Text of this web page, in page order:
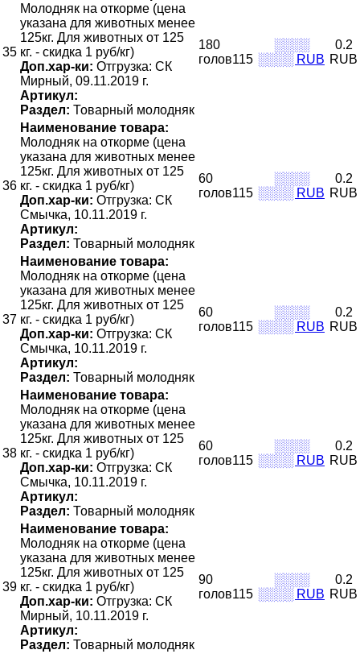
35
Молодняк на откорме (цена
указана для животных менее
125кг. Для животных от 125
кг. - скидка 1 руб/кг)
Доп.хар-ки: Отгрузка: СК
Мирный, 09.11.2019 г.
Артикул:
Раздел: Товарный молодняк
180
голов115
░░░░
░░░░ RUB
0.2
RUB
36
Наименование товара:
Молодняк на откорме (цена
указана для животных менее
125кг. Для животных от 125
кг. - скидка 1 руб/кг)
Доп.хар-ки: Отгрузка: СК
Смычка, 10.11.2019 г.
Артикул:
Раздел: Товарный молодняк
60
голов115
░░░░
░░░░ RUB
0.2
RUB
37
Наименование товара:
Молодняк на откорме (цена
указана для животных менее
125кг. Для животных от 125
кг. - скидка 1 руб/кг)
Доп.хар-ки: Отгрузка: СК
Смычка, 10.11.2019 г.
Артикул:
Раздел: Товарный молодняк
60
голов115
░░░░
░░░░ RUB
0.2
RUB
38
Наименование товара:
Молодняк на откорме (цена
указана для животных менее
125кг. Для животных от 125
кг. - скидка 1 руб/кг)
Доп.хар-ки: Отгрузка: СК
Смычка, 10.11.2019 г.
Артикул:
Раздел: Товарный молодняк
60
голов115
░░░░
░░░░ RUB
0.2
RUB
39
Наименование товара:
Молодняк на откорме (цена
указана для животных менее
125кг. Для животных от 125
кг. - скидка 1 руб/кг)
Доп.хар-ки: Отгрузка: СК
Мирный, 10.11.2019 г.
Артикул:
Раздел: Товарный молодняк
90
голов115
░░░░
░░░░ RUB
0.2
RUB